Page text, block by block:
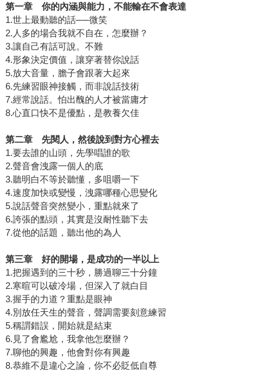
第一章 你的內涵與能力，不能輸在不會表達
1.世上最動聽的話──微笑
2.人多的場合我就不自在，怎麼辦？
3.讓自己有話可說。不難
4.形象決定價值，讓穿著替你說話
5.放大音量，膽子會跟著大起來
6.先練習眼神接觸，而非說話技術
7.經常說話。怕出醜的人才被當庸才
8.心直口快不是優點，是教養欠佳
第二章 先閱人，然後說到對方心裡去
1.要去誰的山頭，先學唱誰的歌
2.聲音會洩露一個人的底
3.聽明白不等於聽懂，多咀嚼一下
4.速度加快或變慢，洩露哪種心思變化
5.說話聲音突然變小，重點就來了
6.誇張的點頭，其實是沒耐性聽下去
7.從他的話題，聽出他的為人
第三章 好的開場，是成功的一半以上
1.把握遇到的三十秒，勝過聊三十分鐘
2.寒暄可以破冷場，但深入了就白目
3.握手的力道？重點是眼神
4.別放任天生的聲音，聲調需要刻意練習
5.稱謂錯誤，開始就是結束
6.見了會尷尬，我拿他怎麼辦？
7.聊他的興趣，他會對你有興趣
8.恭維不是違心之論，你不必貶低自尊